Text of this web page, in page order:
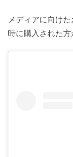
メディアに向け
時に購入された方